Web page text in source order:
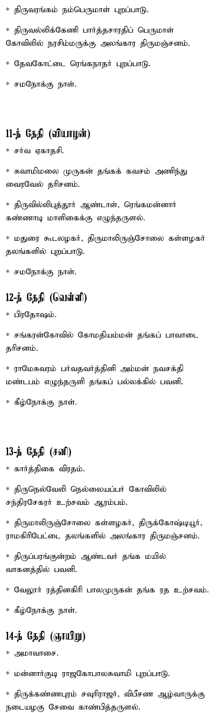
* திருவரங்கம் நம்பெருமாள் புறப்பாடு.
* திருவல்லிக்கேணி பார்த்தசாரதிப் பெருமாள்
கோவிலில் நரசிம்மருக்கு அலங்கார திருமஞ்சனம்.
* தேவகோட்டை ரெங்கநாதர் புறப்பாடு.
* சமநோக்கு நாள்.
11-ந் தேதி (வியாழன்)
* சர்வ ஏகாதசி.
* சுவாமிமலை முருகன் தங்கக் கவசம் அணிந்து
வைரவேல் தரிசனம்.
* திருவில்லிபுத்தூர் ஆண்டாள், ரெங்கமன்னார்
கண்ணாடி மாளிகைக்கு எழுந்தருளல்.
* மதுரை கூடலழகர், திருமாலிருஞ்சோலை கள்ளழகர்
தலங்களில் புறப்பாடு.
* சமநோக்கு நாள்.
12-ந் தேதி (வெள்ளி)
* பிரதோஷம்.
* சங்கரன்கோவில் கோமதியம்மன் தங்கப் பாவாடை
தரிசனம்.
* ராமேசுவரம் பர்வதவர்த்தினி அம்மன் நவசக்தி
மண்டபம் எழுந்தருளி தங்கப் பல்லக்கில் பவனி.
* கீழ்நோக்கு நாள்.
13-ந் தேதி (சனி)
* கார்த்திகை விரதம்.
* திருநெல்வேலி நெல்லையப்பர் கோவிலில்
சந்திரசேகரர் உற்சவம் ஆரம்பம்.
* திருமாலிருஞ்சோலை கள்ளழகர், திருக்கோஷ்டியூர்,
ராமகிரிபேட்டை தலங்களில் அலங்கார திருமஞ்சனம்.
* திருப்பரங்குன்றம் ஆண்டவர் தங்க மயில்
வாகனத்தில் பவனி.
* வேலூர் ரத்தினகிரி பாலமுருகன் தங்க ரத உற்சவம்.
* கீழ்நோக்கு நாள்.
14-ந் தேதி (ஞாயிறு)
* அமாவாசை.
* மன்னார்குடி ராஜகோபாலசுவாமி புறப்பாடு.
* திருக்கண்ணபுரம் சவுரிராஜர், விபீசண ஆழ்வாருக்கு
நடையழகு சேவை காண்பித்தருளல்.